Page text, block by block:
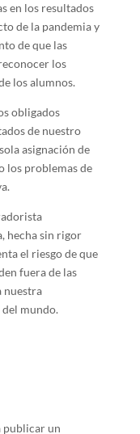
en los resultados
de la pandemia y
de que las
los
los alumnos.
obligados
de nuestro
asignación de
los problemas de
hecha sin rigor
el riesgo de que
fuera de las
nuestra
mundo.
un